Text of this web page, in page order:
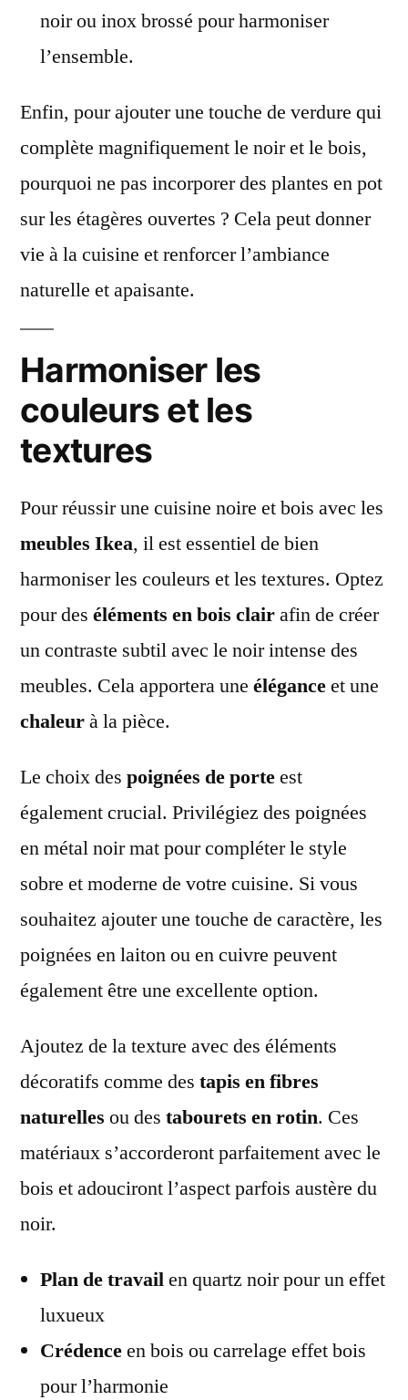
noir ou inox brossé pour harmoniser
l’ensemble.
Enfin, pour ajouter une touche de verdure qui
complète magnifiquement le noir et le bois,
pourquoi ne pas incorporer des plantes en pot
sur les étagères ouvertes ? Cela peut donner
vie à la cuisine et renforcer l’ambiance
naturelle et apaisante.
Harmoniser les
couleurs et les
textures
Pour réussir une cuisine noire et bois avec les
meubles Ikea, il est essentiel de bien
harmoniser les couleurs et les textures. Optez
pour des éléments en bois clairafin de créer
un contraste subtil avec le noir intense des
meubles. Cela apportera une éléganceet une
chaleurà la pièce.
Le choix des poignées de porteest
également crucial. Privilégiez des poignées
en métal noir mat pour compléter le style
sobre et moderne de votre cuisine. Si vous
souhaitez ajouter une touche de caractère, les
poignées en laiton ou en cuivre peuvent
également être une excellente option.
Ajoutez de la texture avec des éléments
décoratifs comme des tapis en fibres
naturelles ou des tabourets en rotin. Ces
matériaux s’accorderont parfaitement avec le
bois et adouciront l’aspect parfois austère du
noir.
Plan de travailen quartz noir pour un effet
luxueux
Crédenceen bois ou carrelage effet bois
pour l’harmonie